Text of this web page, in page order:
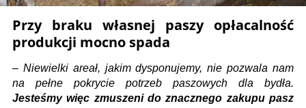
Przy braku własnej paszy opłacalność
produkcji mocno spada
– Niewielki areał, jakim dysponujemy, nie pozwala nam
na pełne pokrycie potrzeb paszowych dla bydła.
Jesteśmy więc zmuszeni do znacznego zakupu pasz